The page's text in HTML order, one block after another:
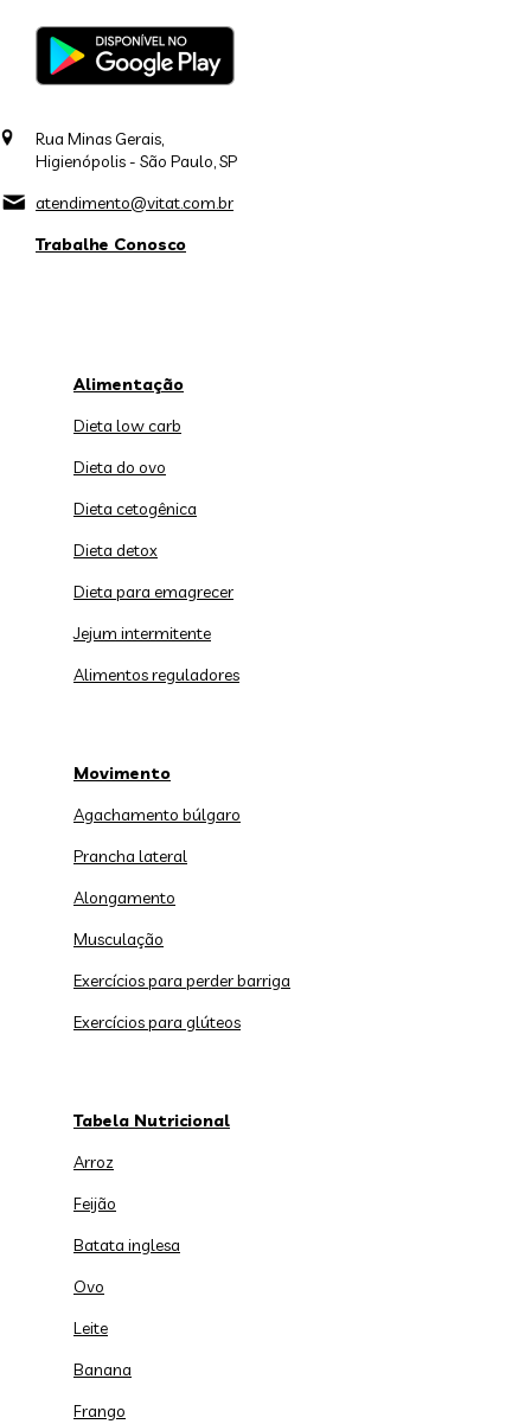
Rua Minas Gerais,
Higienópolis - São Paulo, SP
atendimento@vitat.com.br
Trabalhe Conosco
Alimentação
Dieta low carb
Dieta do ovo
Dieta cetogênica
Dieta detox
Dieta para emagrecer
Jejum intermitente
Alimentos reguladores
Movimento
Agachamento búlgaro
Prancha lateral
Alongamento
Musculação
Exercícios para perder barriga
Exercícios para glúteos
Tabela Nutricional
Arroz
Feijão
Batata inglesa
Ovo
Leite
Banana
Frango